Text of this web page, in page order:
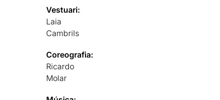
Vestuari:
Laia
Cambrils
Coreografia:
Ricardo
Molar